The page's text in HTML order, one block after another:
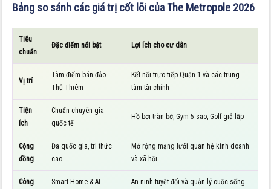
Bảng so sánh các giá trị cốt lõi của The Metropole 2026
Tiêu
chuẩn
Đặc điểm nổi bật Lợi ích cho cư dân
Vị trí
Tâm điểm bán đảo
Thủ Thiêm
Kết nối trực tiếp Quận 1 và các trung
tâm tài chính
Tiện
ích
Chuẩn chuyên gia
quốc tế
Hồ bơi tràn bờ, Gym 5 sao, Golf giả lập
Cộng
đồng
Đa quốc gia, tri thức
cao
Mở rộng mạng lưới quan hệ kinh doanh
và xã hội
Công
Smart Home & AI
An ninh tuyệt đối và quản lý cuộc sống